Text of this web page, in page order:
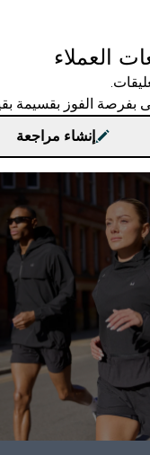
العملاء
الفوز بقسيمة بقيمة
إنشاء مراجعة